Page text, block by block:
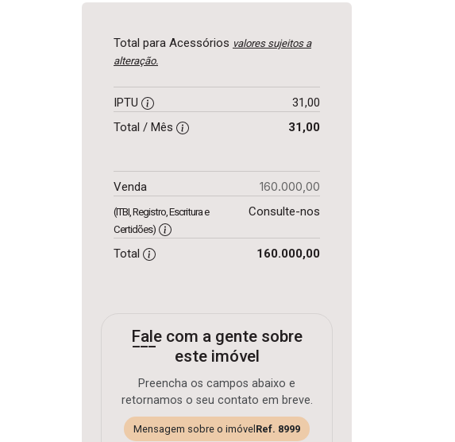
Total para Acessórios valores sujeitos a
alteração.
IPTU
31,00
Total / Mês
31,00
Venda 160.000,00
(ITBI, Registro, Escritura e
Certidões)
Consulte-nos
Total 160.000,00
Fale com a gente sobre
este imóvel
Preencha os campos abaixo e
retornamos o seu contato em breve.
Mensagem sobre o imóvel Ref. 8999